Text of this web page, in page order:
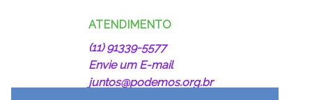
ATENDIMENTO
(11) 91339-5577
Envie um E-mail
juntos@podemos.org.br